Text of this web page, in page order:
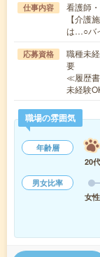
仕事内容
看護師
【介護
は…○バ
応募資格
職種未
要
≪履歴書
未経験
職場の雰囲気
年齢層
20代
男女比率
女性